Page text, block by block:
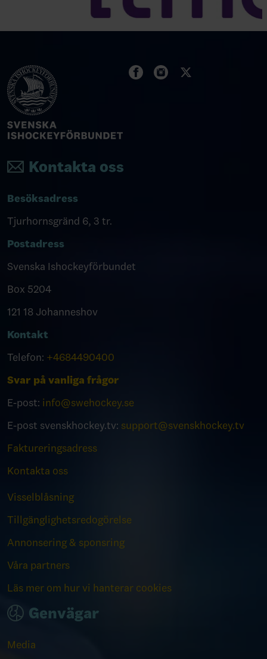
Kontakta oss
Besöksadress
Tjurhornsgränd 6, 3 tr.
Postadress
Svenska Ishockeyförbundet
Box 5204
121 18 Johanneshov
Kontakt
Telefon: +4684490400
Svar på vanliga frågor
E-post: info@swehockey.se
E-post svenskhockey.tv: support@svenskhockey.tv
Faktureringsadress
Kontakta oss
Visselblåsning
Tillgänglighetsredogörelse
Annonsering & sponsring
Våra partners
Läs mer om hur vi hanterar cookies
Genvägar
Media